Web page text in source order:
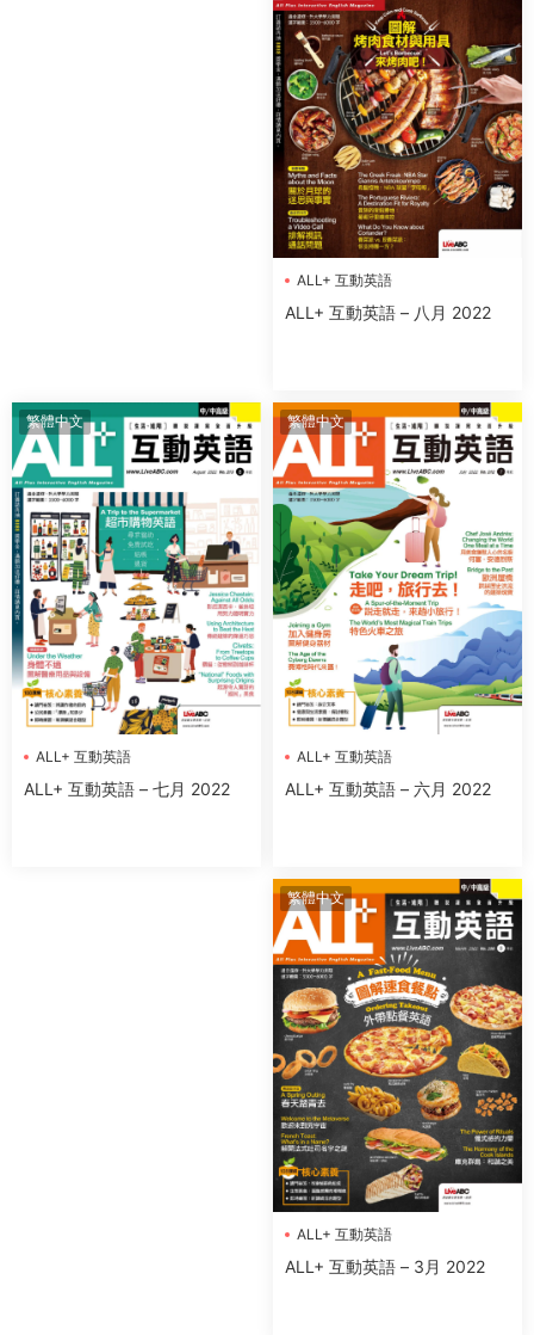
ALL+ 互動英語
ALL+ 互動英語 – 八月 2022
繁體中文
ALL+ 互動英語
ALL+ 互動英語 – 七月 2022
繁體中文
ALL+ 互動英語
ALL+ 互動英語 – 六月 2022
繁體中文
ALL+ 互動英語
ALL+ 互動英語 – 3月 2022